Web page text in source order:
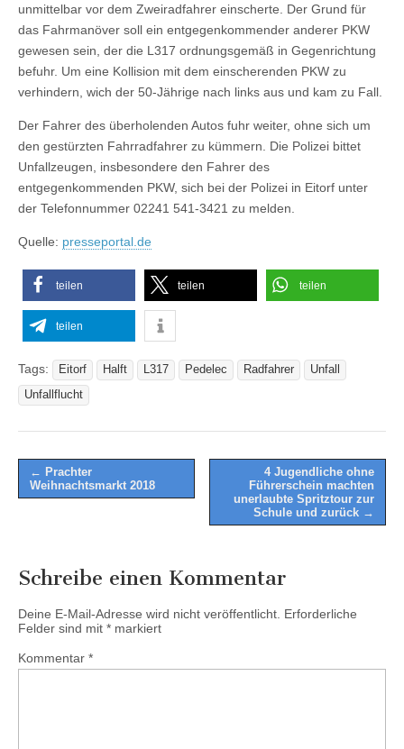
unmittelbar vor dem Zweiradfahrer einscherte. Der Grund für
das Fahrmanöver soll ein entgegenkommender anderer PKW
gewesen sein, der die L317 ordnungsgemäß in Gegenrichtung
befuhr. Um eine Kollision mit dem einscherenden PKW zu
verhindern, wich der 50-Jährige nach links aus und kam zu Fall.
Der Fahrer des überholenden Autos fuhr weiter, ohne sich um
den gestürzten Fahrradfahrer zu kümmern. Die Polizei bittet
Unfallzeugen, insbesondere den Fahrer des
entgegenkommenden PKW, sich bei der Polizei in Eitorf unter
der Telefonnummer 02241 541-3421 zu melden.
Quelle: presseportal.de
teilen teilen teilen
teilen
Tags: Eitorf Halft L317 Pedelec Radfahrer
Unfall
Unfallflucht
Post
navigation
← Prachter
Weihnachtsmarkt 2018
4 Jugendliche ohne
Führerschein machten
unerlaubte Spritztour zur
Schule und zurück →
Schreibe einen Kommentar
Deine E-Mail-Adresse wird nicht veröffentlicht. Erforderliche
Felder sind mit * markiert
Kommentar *